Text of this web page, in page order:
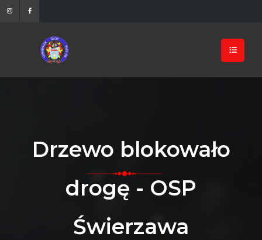
Drzewo blokowało
drogę - OSP
Świerzawa